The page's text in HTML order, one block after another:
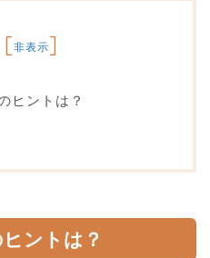
[非表示]
ヒントは？
ヒントは？